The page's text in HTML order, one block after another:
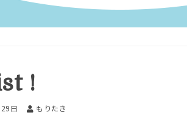
!
日 もりたき